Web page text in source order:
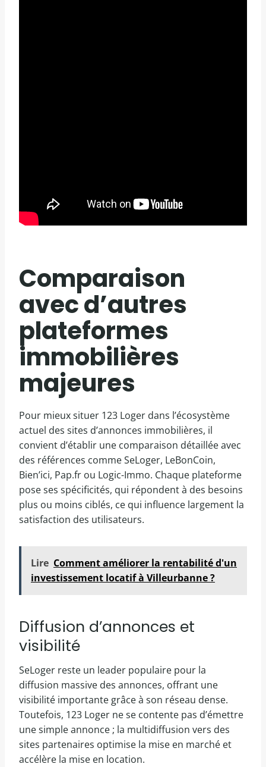
Comparaison
avec d’autres
plateformes
immobilières
majeures
Pour mieux situer 123 Loger dans l’écosystème
actuel des sites d’annonces immobilières, il
convient d’établir une comparaison détaillée avec
des références comme SeLoger, LeBonCoin,
Bien’ici, Pap.fr ou Logic-Immo. Chaque plateforme
pose ses spécificités, qui répondent à des besoins
plus ou moins ciblés, ce qui influence largement la
satisfaction des utilisateurs.
Lire Comment améliorer la rentabilité d'un
investissement locatif à Villeurbanne ?
Diffusion d’annonces et
visibilité
SeLoger reste un leader populaire pour la
diffusion massive des annonces, offrant une
visibilité importante grâce à son réseau dense.
Toutefois, 123 Loger ne se contente pas d’émettre
une simple annonce ; la multidiffusion vers des
sites partenaires optimise la mise en marché et
accélère la mise en location.